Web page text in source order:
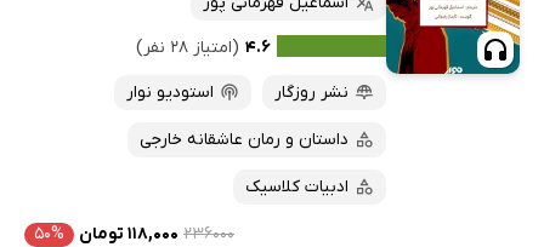
۴.۶ (امتیاز ۲۸ نفر)
نشر روزگار
استودیو نوار
داستان و رمان عاشقانه خارجی
ادبیات کلاسیک
۲۳۶۰۰۰ ۱۱۸,۰۰۰ تومان ۵۰%